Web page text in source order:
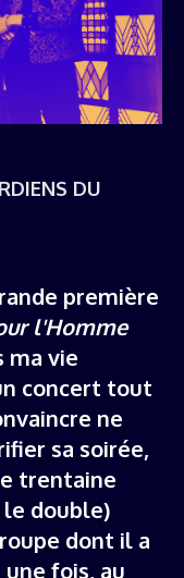
DU
première
l'Homme
ma vie
concert tout
ne
sa soirée,
trentaine
le double)
dont il a
fois, au